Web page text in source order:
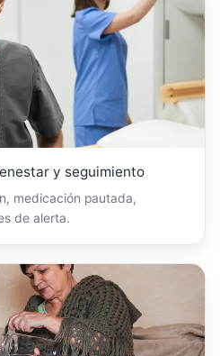
y seguimiento
medicación pautada,
de alerta.